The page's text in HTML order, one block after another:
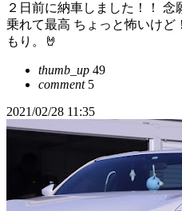
２日前に納車しました！！
乗れて最高 ちょっと怖いけど
もり。🤘
thumb_up 49
comment5
2021/02/28 11:35